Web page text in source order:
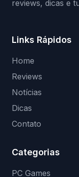
reviews, dicas e
Links Rápidos
Home
Reviews
Notícias
Dicas
Contato
Categorias
PC Games